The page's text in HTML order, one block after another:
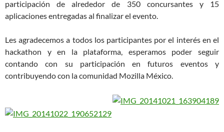
participación de alrededor de 350 concursantes y 15
aplicaciones entregadas al finalizar el evento.
Les agradecemos a todos los participantes por el interés en el
hackathon y en la plataforma, esperamos poder seguir
contando con su participación en futuros eventos y
contribuyendo con la comunidad Mozilla México.